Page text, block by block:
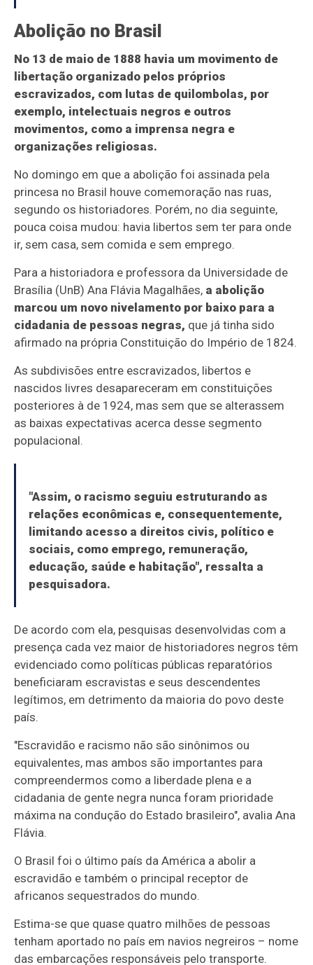
Abolição no Brasil
No 13 de maio de 1888 havia um movimento de
libertação organizado pelos próprios
escravizados, com lutas de quilombolas, por
exemplo, intelectuais negros e outros
movimentos, como a imprensa negra e
organizações religiosas.
No domingo em que a abolição foi assinada pela
princesa no Brasil houve comemoração nas ruas,
segundo os historiadores. Porém, no dia seguinte,
pouca coisa mudou: havia libertos sem ter para onde
ir, sem casa, sem comida e sem emprego.
Para a historiadora e professora da Universidade de
Brasília (UnB) Ana Flávia Magalhães, a abolição
marcou um novo nivelamento por baixo para a
cidadania de pessoas negras, que já tinha sido
afirmado na própria Constituição do Império de 1824.
As subdivisões entre escravizados, libertos e
nascidos livres desapareceram em constituições
posteriores à de 1924, mas sem que se alterassem
as baixas expectativas acerca desse segmento
populacional.
"Assim, o racismo seguiu estruturando as
relações econômicas e, consequentemente,
limitando acesso a direitos civis, político e
sociais, como emprego, remuneração,
educação, saúde e habitação", ressalta a
pesquisadora.
De acordo com ela, pesquisas desenvolvidas com a
presença cada vez maior de historiadores negros têm
evidenciado como políticas públicas reparatórios
beneficiaram escravistas e seus descendentes
legítimos, em detrimento da maioria do povo deste
país.
"Escravidão e racismo não são sinônimos ou
equivalentes, mas ambos são importantes para
compreendermos como a liberdade plena e a
cidadania de gente negra nunca foram prioridade
máxima na condução do Estado brasileiro", avalia Ana
Flávia.
O Brasil foi o último país da América a abolir a
escravidão e também o principal receptor de
africanos sequestrados do mundo.
Estima-se que quase quatro milhões de pessoas
tenham aportado no país em navios negreiros – nome
das embarcações responsáveis pelo transporte.